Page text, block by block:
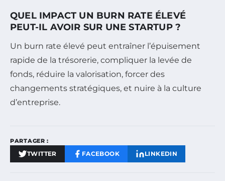
QUEL IMPACT UN BURN RATE ÉLEVÉ
PEUT-IL AVOIR SUR UNE STARTUP ?
Un burn rate élevé peut entraîner l’épuisement
rapide de la trésorerie, compliquer la levée de
fonds, réduire la valorisation, forcer des
changements stratégiques, et nuire à la culture
d’entreprise.
PARTAGER :
TWITTER FACEBOOK LINKEDIN